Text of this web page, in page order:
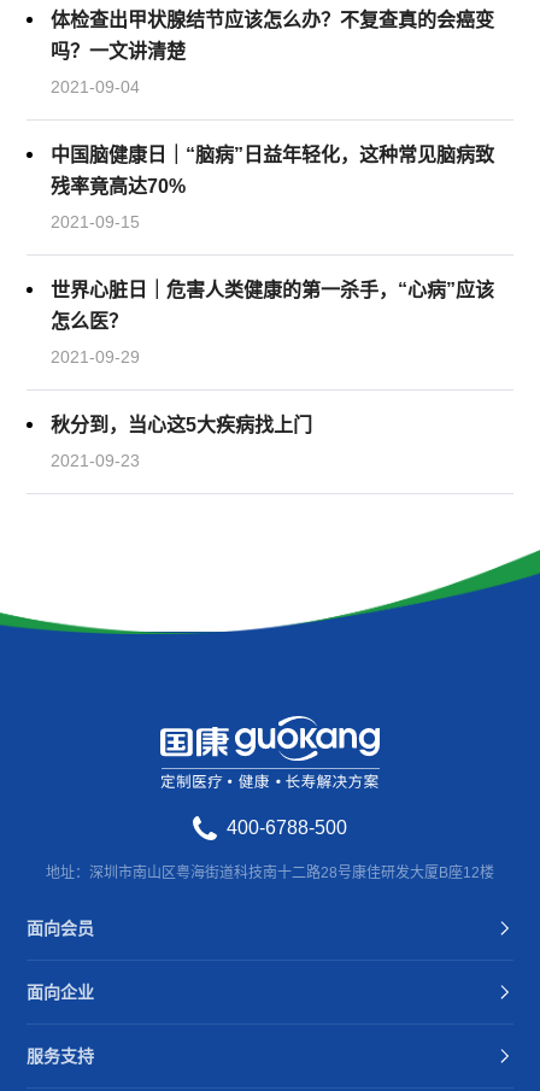
体检查出甲状腺结节应该怎么办？不复查真的会癌变
吗？一文讲清楚
2021-09-04
中国脑健康日｜“脑病”日益年轻化，这种常见脑病致
残率竟高达70%
2021-09-15
世界心脏日｜危害人类健康的第一杀手，“心病”应该
怎么医？
2021-09-29
秋分到，当心这5大疾病找上门
2021-09-23
400-6788-500
地址：深圳市南山区粤海街道科技南十二路28号康佳研发大厦B座12楼
面向会员
面向企业
服务支持